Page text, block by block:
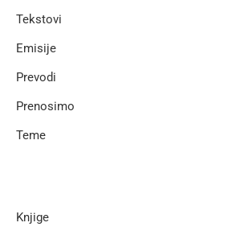
Tekstovi
Emisije
Prevodi
Prenosimo
Teme
Knjige